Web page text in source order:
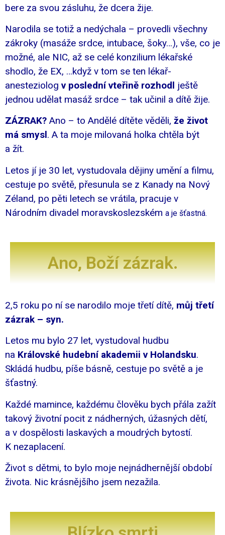
bere za svou zásluhu, že dcera žije.
Narodila se totiž a nedýchala – provedli všechny
zákroky (masáže srdce, intubace, šoky…), vše, co je
možné, ale NIC, až se celé konzilium lékařské
shodlo, že EX, …když v tom se ten lékař-
anesteziolog v poslední vteřině rozhodl ještě
jednou udělat masáž srdce – tak učinil a dítě žije.
ZÁZRAK? Ano – to Andělé dítěte věděli, že život
má smysl. A ta moje milovaná holka chtěla být
a žít.
Letos jí je 30 let, vystudovala dějiny umění a filmu,
cestuje po světě, přesunula se z Kanady na Nový
Zéland, po pěti letech se vrátila, pracuje v
Národním divadel moravskoslezském a je šťastná.
Ano, Boží zázrak.
2,5 roku po ní se narodilo moje třetí dítě, můj třetí
zázrak – syn.
Letos mu bylo 27 let, vystudoval hudbu
na Královské hudební akademii v Holandsku.
Skládá hudbu, píše básně, cestuje po světě a je
šťastný.
Každé mamince, každému člověku bych přála zažít
takový životní pocit z nádherných, úžasných dětí,
a v dospělosti laskavých a moudrých bytostí.
K nezaplacení.
Život s dětmi, to bylo moje nejnádhernější období
života. Nic krásnějšího jsem nezažila.